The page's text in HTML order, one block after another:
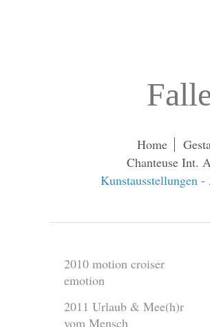
Home
Chanteuse Int.
Kunstausstellungen
2010 motion croiser
emotion
2011 Urlaub & Mee(h)r
vom Mensch